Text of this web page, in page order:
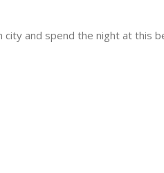
and spend the night at this